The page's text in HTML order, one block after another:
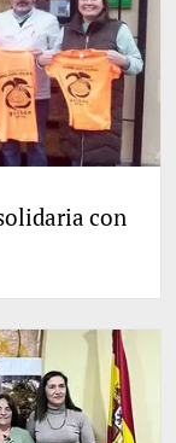
con